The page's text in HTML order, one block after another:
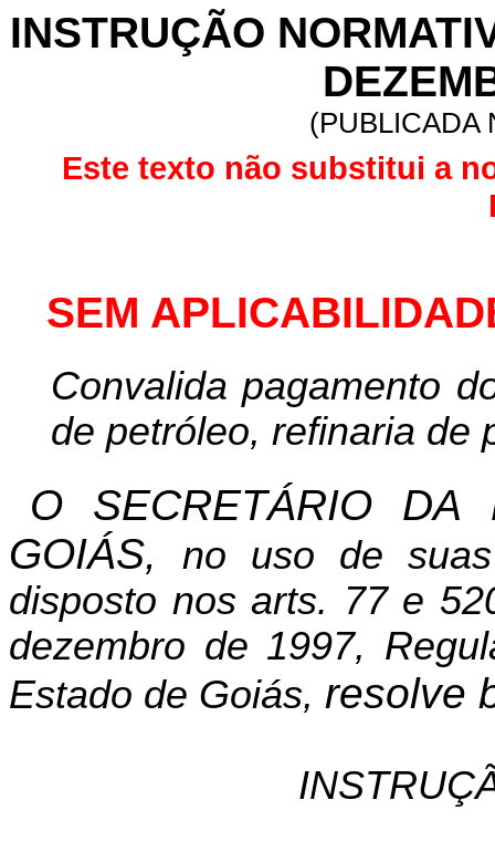
INSTRUÇÃO
(PUBLICADA
Este texto não substitui a
SEM
Convalida pagamento
de petróleo, refinaria de
O SECRETÁRIO DA
GOIÁS, no uso de
disposto nosarts. 77 e
dezembro de 1997,
Estado de Goiás, resolve